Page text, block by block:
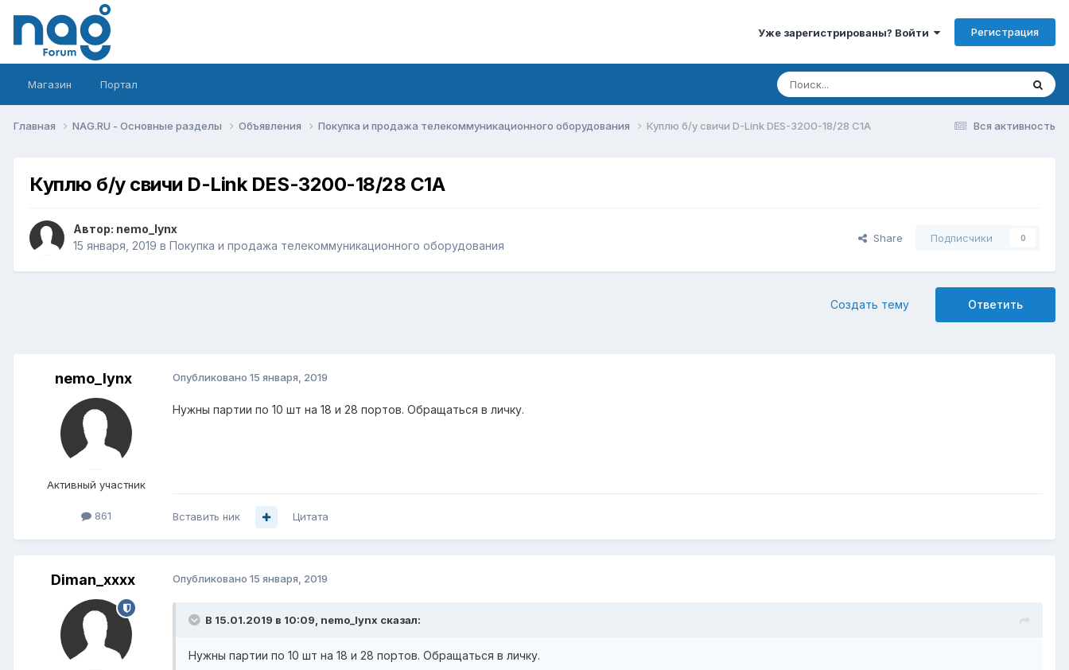
Уже зарегистрированы? Войти Регистрация
Магазин Портал
Вся активность
Главная NAG.RU - Основные разделы Объявления Покупка и продажа телекоммуникационного оборудования Куплю б/у свичи D-Link DES-3200-18/28 С1А
Куплю б/у свичи D-Link DES-3200-18/28 С1А
Автор: nemo_lynx
15 января, 2019 в Покупка и продажа телекоммуникационного оборудования
Share Подписчики 0
Ответить
Создать тему
nemo_lynx
Активный участник
861
Опубликовано 15 января, 2019
Нужны партии по 10 шт на 18 и 28 портов. Обращаться в личку.
Вставить ник Цитата
Diman_xxxx Опубликовано 15 января, 2019
В 15.01.2019 в 10:09, nemo_lynx сказал:
Нужны партии по 10 шт на 18 и 28 портов. Обращаться в личку.